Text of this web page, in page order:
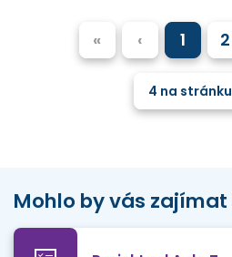
« ‹ 1 2
4 na stránku
Mohlo by vás zajímat